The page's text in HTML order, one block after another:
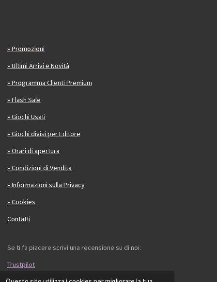
» Promozioni
» Ultimi Arrivi e Novità
» Programma Clienti Premium
» Flash Sale
» Giochi Usati
» Giochi divisi per Editore
» Orari di apertura
» Condizioni di Vendita
» Informazioni sulla Privacy
» Cookies
Contatti
Se ti fa piacere scrivi una recensione su di noi:
Trustpilot